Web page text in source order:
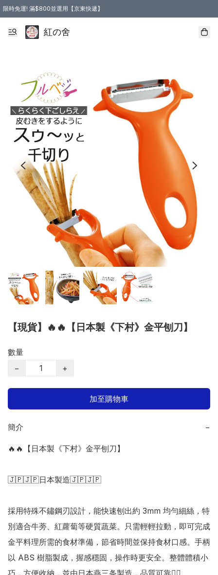
限時免運! 滿$800並選用【京東快遞】
紅の舍
【現貨】🔥🔥【日本製《下村》金平刨刀】
數量
−
+
加至購物車
簡介 −
🔥🔥【日本製《下村》金平刨刀】
🇯🇵🇯🇵日本製造🇯🇵🇯🇵
採用特殊不鏽鋼刃設計，能快速刨出約 3mm 均勻細絲，特
別適合牛蒡、紅蘿蔔等硬質蔬菜。只需輕輕拉動，即可完成
金平料理所需的食材準備，節省時間並保持食材口感。手柄
以 ABS 樹脂製成，握感穩固，操作時更安全。整體體積小